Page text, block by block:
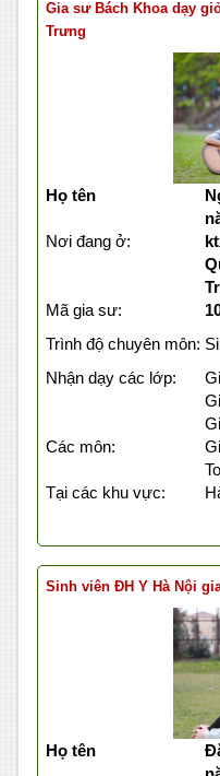
Gia sư Bách Khoa dạy
Trưng
Họ tên
Nơi đang ở:
Mã gia sư:
Trình độ chuyên môn:
Nhận dạy các lớp:
Các môn:
Tại các khu vực:
Sinh viên ĐH Y Hà Nội
Họ tên